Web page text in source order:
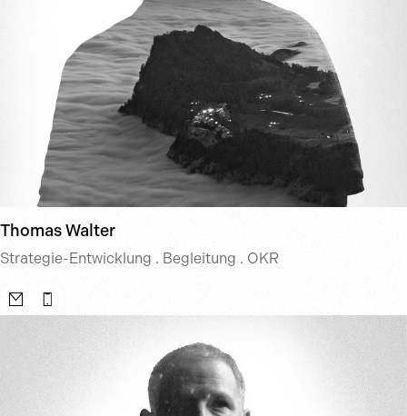
Thomas Walter
Strategie-Entwicklung . Begleitung . OKR